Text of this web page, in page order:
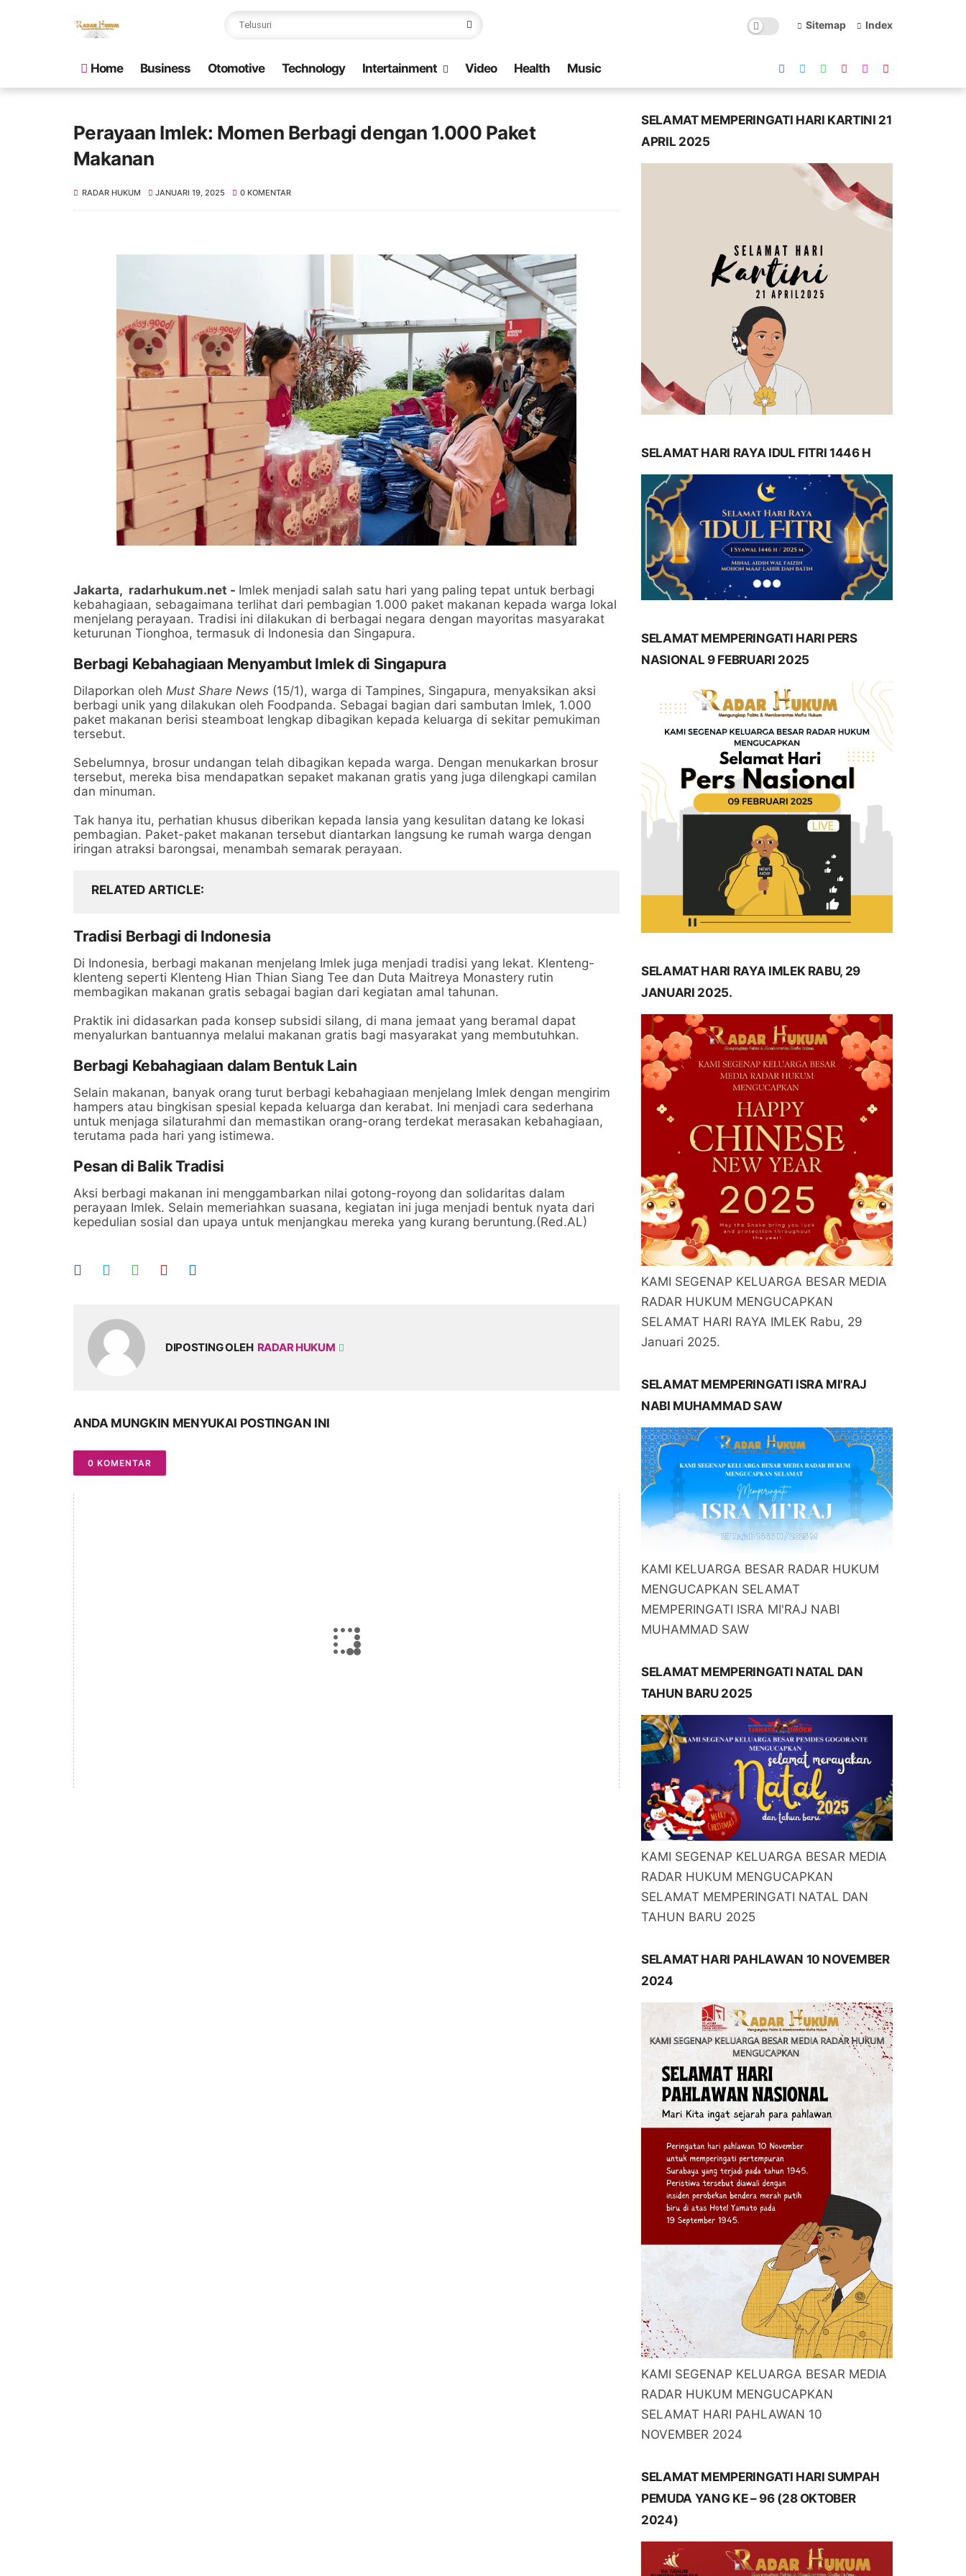
Sitemap Index
Home Business Otomotive Technology Intertainment Video Health Music
Perayaan Imlek: Momen Berbagi dengan 1.000 Paket
Makanan
RADAR HUKUM JANUARI 19, 2025 0 KOMENTAR
Jakarta, radarhukum.net - Imlek menjadi salah satu hari yang paling tepat untuk berbagi
kebahagiaan, sebagaimana terlihat dari pembagian 1.000 paket makanan kepada warga lokal
menjelang perayaan. Tradisi ini dilakukan di berbagai negara dengan mayoritas masyarakat
keturunan Tionghoa, termasuk di Indonesia dan Singapura.
Berbagi Kebahagiaan Menyambut Imlek di Singapura
Dilaporkan oleh Must Share News (15/1), warga di Tampines, Singapura, menyaksikan aksi
berbagi unik yang dilakukan oleh Foodpanda. Sebagai bagian dari sambutan Imlek, 1.000
paket makanan berisi steamboat lengkap dibagikan kepada keluarga di sekitar pemukiman
tersebut.
Sebelumnya, brosur undangan telah dibagikan kepada warga. Dengan menukarkan brosur
tersebut, mereka bisa mendapatkan sepaket makanan gratis yang juga dilengkapi camilan
dan minuman.
Tak hanya itu, perhatian khusus diberikan kepada lansia yang kesulitan datang ke lokasi
pembagian. Paket-paket makanan tersebut diantarkan langsung ke rumah warga dengan
iringan atraksi barongsai, menambah semarak perayaan.
RELATED ARTICLE
Tradisi Berbagi di Indonesia
Di Indonesia, berbagi makanan menjelang Imlek juga menjadi tradisi yang lekat. Klenteng-
klenteng seperti Klenteng Hian Thian Siang Tee dan Duta Maitreya Monastery rutin
membagikan makanan gratis sebagai bagian dari kegiatan amal tahunan.
Praktik ini didasarkan pada konsep subsidi silang, di mana jemaat yang beramal dapat
menyalurkan bantuannya melalui makanan gratis bagi masyarakat yang membutuhkan.
Berbagi Kebahagiaan dalam Bentuk Lain
Selain makanan, banyak orang turut berbagi kebahagiaan menjelang Imlek dengan mengirim
hampers atau bingkisan spesial kepada keluarga dan kerabat. Ini menjadi cara sederhana
untuk menjaga silaturahmi dan memastikan orang-orang terdekat merasakan kebahagiaan,
terutama pada hari yang istimewa.
Pesan di Balik Tradisi
Aksi berbagi makanan ini menggambarkan nilai gotong-royong dan solidaritas dalam
perayaan Imlek. Selain memeriahkan suasana, kegiatan ini juga menjadi bentuk nyata dari
kepedulian sosial dan upaya untuk menjangkau mereka yang kurang beruntung.(Red.AL)
DIPOSTING OLEH RADAR HUKUM
ANDA MUNGKIN MENYUKAI POSTINGAN INI
0 KOMENTAR
SELAMAT MEMPERINGATI HARI KARTINI 21
APRIL 2025
SELAMAT HARI RAYA IDUL FITRI 1446 H
SELAMAT MEMPERINGATI HARI PERS
NASIONAL 9 FEBRUARI 2025
SELAMAT HARI RAYA IMLEK RABU, 29
JANUARI 2025.
KAMI SEGENAP KELUARGA BESAR MEDIA
RADAR HUKUM MENGUCAPKAN
SELAMAT HARI RAYA IMLEK Rabu, 29
Januari 2025.
SELAMAT MEMPERINGATI ISRA MI'RAJ
NABI MUHAMMAD SAW
KAMI KELUARGA BESAR RADAR HUKUM
MENGUCAPKAN SELAMAT
MEMPERINGATI ISRA MI'RAJ NABI
MUHAMMAD SAW
SELAMAT MEMPERINGATI NATAL DAN
TAHUN BARU 2025
KAMI SEGENAP KELUARGA BESAR MEDIA
RADAR HUKUM MENGUCAPKAN
SELAMAT MEMPERINGATI NATAL DAN
TAHUN BARU 2025
SELAMAT HARI PAHLAWAN 10 NOVEMBER
2024
KAMI SEGENAP KELUARGA BESAR MEDIA
RADAR HUKUM MENGUCAPKAN
SELAMAT HARI PAHLAWAN 10
NOVEMBER 2024
SELAMAT MEMPERINGATI HARI SUMPAH
PEMUDA YANG KE – 96 (28 OKTOBER
2024)